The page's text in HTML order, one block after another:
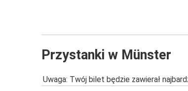
Przystanki w Münster
Uwaga: Twój bilet będzie zawierał